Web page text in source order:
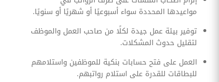
مواعيدها المحددة سواء أسبوعيًا أو شهريًا أو سنويًا.
توفير بيئة عمل جيدة لكلًا من صاحب العمل والموظف
لتقليل حدوث المشكلات.
العمل على فتح حسابات بنكية للموظفين واستلامهم
للبطاقات للقدرة على استلام رواتبهم.